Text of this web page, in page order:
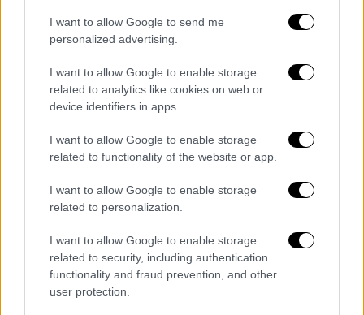
I want to allow Google to send me
personalized advertising.
I want to allow Google to enable storage
related to analytics like cookies on web or
device identifiers in apps.
I want to allow Google to enable storage
related to functionality of the website or app.
I want to allow Google to enable storage
related to personalization.
I want to allow Google to enable storage
related to security, including authentication
functionality and fraud prevention, and other
user protection.
στην ΕΕ όσο το Βερολίνο χαράσσει δική
του πολιτική
Daily Mail: Ο Πούτιν «κλείστηκε» σε
καταφύγιο και σκέφτεται για τα
πυρηνικά - Έχει και λίστα με όσους θα
προστατεύσει αν τα χρησιμοποιήσει
Ανατροπή με την πτώση γυναίκας από
τον λόφο του Αρείου Πάγου στην
Ακρόπολη - Τα στοιχεία «δείχνουν»
αυτοκτονία
Χρηστίδου - Μαραντίνης: Στα
δικαστήρια για τη διατροφή των
παιδιών - Εκνευρισμένος ο
τραγουδιστής από την απόφαση